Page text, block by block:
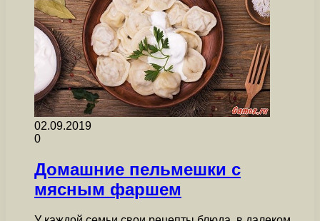
02.09.2019
0
Домашние пельмешки с
мясным фаршем